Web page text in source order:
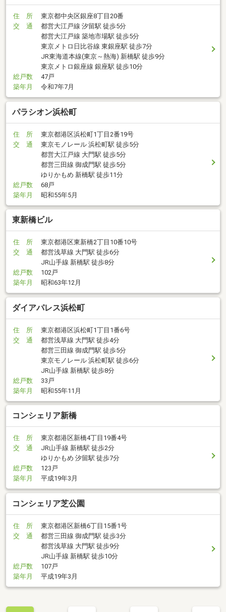
住 所
東京都中央区銀座8丁目20番
交 通
都営大江戸線 汐留駅 徒歩5分
都営大江戸線 築地市場駅 徒歩5分
東京メトロ日比谷線 東銀座駅 徒歩7分
JR東海道本線(東京～熱海) 新橋駅 徒歩9分
東京メトロ銀座線 銀座駅 徒歩10分
総戸数
47戸
築年月
令和7年7月
パラシオン浜松町
住 所
東京都港区浜松町1丁目2番19号
交 通
東京モノレール 浜松町駅 徒歩5分
都営大江戸線 大門駅 徒歩5分
都営三田線 御成門駅 徒歩5分
ゆりかもめ 新橋駅 徒歩11分
総戸数
68戸
築年月
昭和55年5月
東新橋ビル
住 所
東京都港区東新橋2丁目10番10号
交 通
都営浅草線 大門駅 徒歩6分
JR山手線 新橋駅 徒歩8分
総戸数
102戸
築年月
昭和63年12月
ダイアパレス浜松町
住 所
東京都港区浜松町1丁目1番6号
交 通
都営浅草線 大門駅 徒歩4分
都営三田線 御成門駅 徒歩5分
東京モノレール 浜松町駅 徒歩6分
JR山手線 新橋駅 徒歩8分
総戸数
33戸
築年月
昭和55年11月
コンシェリア新橋
住 所
東京都港区新橋4丁目19番4号
交 通
JR山手線 新橋駅 徒歩2分
ゆりかもめ 汐留駅 徒歩7分
総戸数
123戸
築年月
平成19年3月
コンシェリア芝公園
住 所
東京都港区新橋6丁目15番1号
交 通
都営三田線 御成門駅 徒歩3分
都営浅草線 大門駅 徒歩9分
JR山手線 新橋駅 徒歩10分
総戸数
107戸
築年月
平成19年3月